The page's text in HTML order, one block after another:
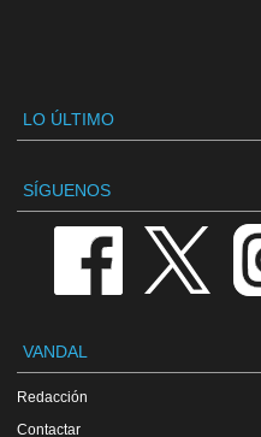
LO ÚLTIMO
SÍGUENOS
VANDAL
Redacción
Contactar